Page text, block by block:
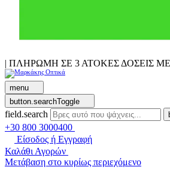
| ΠΛΗΡΩΜΗ ΣΕ 3 ΑΤΟΚΕΣ ΔΟΣΕΙΣ
menu
button.searchToggle
field.search
+30 800 3000400
Είσοδος ή Εγγραφή
Καλάθι Αγορών
Μετάβαση στο κυρίως περιεχόμενο